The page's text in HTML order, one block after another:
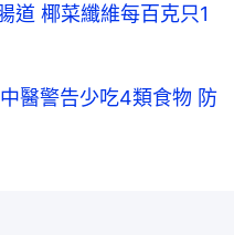
道 椰菜纖維每百克只1
醫警告少吃4類食物 防